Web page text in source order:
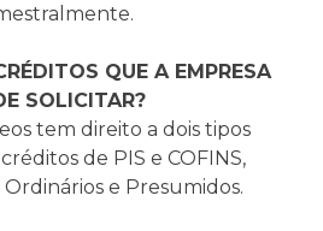
QUE A EMPRESA
SOLICITAR?
tem direito a dois tipos
de PIS e COFINS,
e Presumidos.